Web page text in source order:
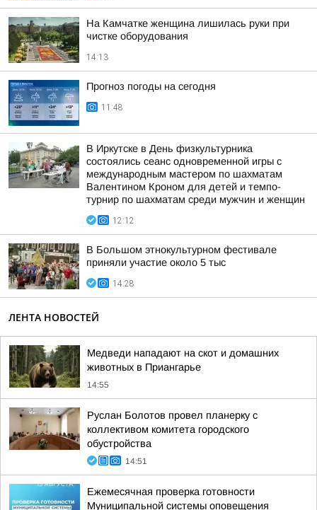
На Камчатке женщина лишилась руки при
чистке оборудования
14:13
Прогноз погоды на сегодня
11:48
В Иркутске в День физкультурника
состоялись сеанс одновременной игры с
международным мастером по шахматам
Валентином Кроном для детей и темпо-
турнир по шахматам среди мужчин и женщин
12:12
В Большом этнокультурном фестивале
приняли участие около 5 тыс
14:28
ЛЕНТА НОВОСТЕЙ
Медведи нападают на скот и домашних
животных в Приангарье
14:55
Руслан Болотов провел планерку с
коллективом комитета городского
обустройства
14:51
Ежемесячная проверка готовности
Муниципальной системы оповещения